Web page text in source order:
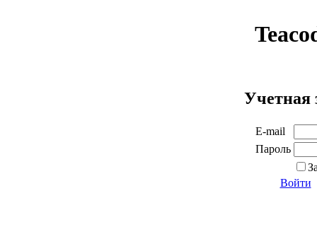
Учетная
E-mail
Пароль
Войти